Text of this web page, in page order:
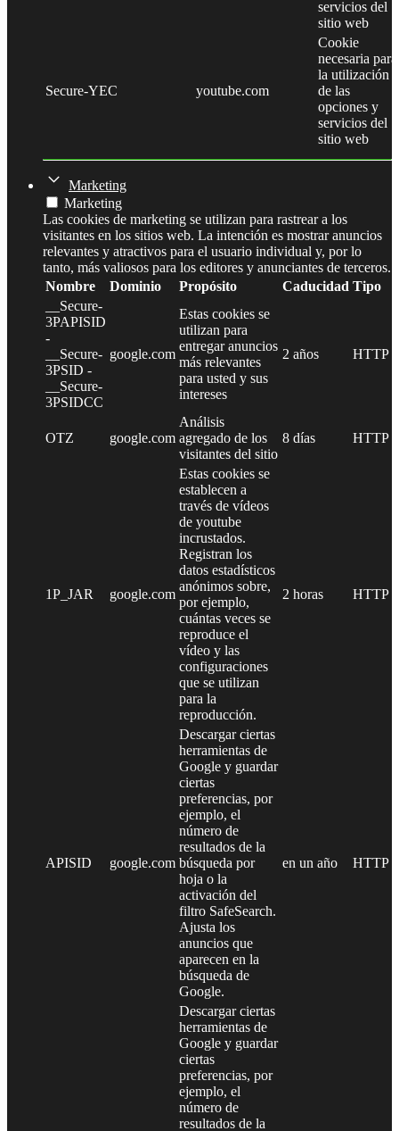
servicios del
sitio web
Secure-YEC youtube.com
Cookie
necesaria para
la utilización
de las
opciones y
servicios del
sitio web
Marketing
Marketing
Las cookies de marketing se utilizan para rastrear a los
visitantes en los sitios web. La intención es mostrar anuncios
relevantes y atractivos para el usuario individual y, por lo
tanto, más valiosos para los editores y anunciantes de terceros.
Nombre
Dominio Propósito Caducidad Tipo
__Secure-
3PAPISID
-
__Secure-
3PSID -
__Secure-
3PSIDCC
google.com
Estas cookies se
utilizan para
entregar anuncios
más relevantes
para usted y sus
intereses
2 años HTTP
OTZ google.com
Análisis
agregado de los
visitantes del sitio
8 días HTTP
1P_JAR google.com
Estas cookies se
establecen a
través de vídeos
de youtube
incrustados.
Registran los
datos estadísticos
anónimos sobre,
por ejemplo,
cuántas veces se
reproduce el
vídeo y las
configuraciones
que se utilizan
para la
reproducción.
2 horas HTTP
APISID google.com
Descargar ciertas
herramientas de
Google y guardar
ciertas
preferencias, por
ejemplo, el
número de
resultados de la
búsqueda por
hoja o la
activación del
filtro SafeSearch.
Ajusta los
anuncios que
aparecen en la
búsqueda de
Google.
en un año HTTP
Descargar ciertas
herramientas de
Google y guardar
ciertas
preferencias, por
ejemplo, el
número de
resultados de la